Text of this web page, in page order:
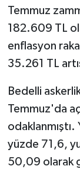
Temmuz
182.609 TL
enflasyon
35.261 TL
Bedelli
Temmuz'da
yüzde 71,6,
50,09 olarak